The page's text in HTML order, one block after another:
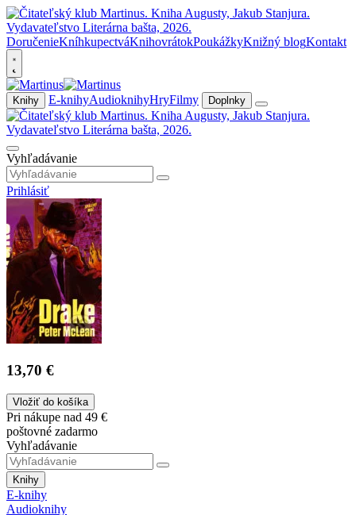
DoručenieKníhkupectváKnihovrátokPoukážkyKnižný blogKontakt
Knihy E-knihyAudioknihyHryFilmy Doplnky
Vyhľadávanie
Prihlásiť
13,70 €
Vložiť do košíka
Pri nákupe nad 49 €
poštovné zadarmo
Vyhľadávanie
Knihy
E-knihy
Audioknihy